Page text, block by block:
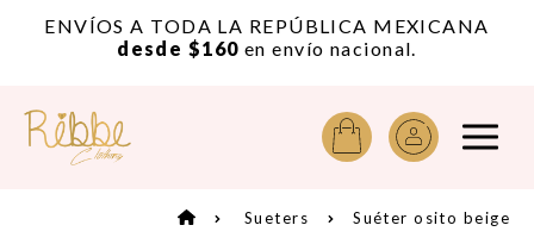
ENVÍOS A TODA LA REPÚBLICA MEXICANA
desde $160 en envío nacional.
Sueters Suéter osito beige